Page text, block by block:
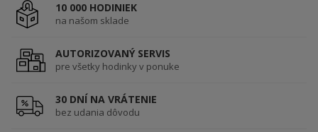
10 000 HODINIEK
na našom sklade
AUTORIZOVANÝ SERVIS
pre všetky hodinky v ponuke
30 DNÍ NA VRÁTENIE
bez udania dôvodu